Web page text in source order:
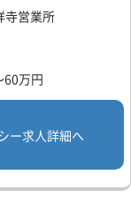
寺営業所
60万円
ー求人詳細へ